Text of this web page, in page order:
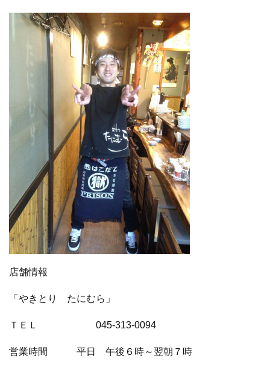
店舗情報
「やきとり たにむら」
ＴＥＬ 045-313-0094
営業時間 平日 午後６時～翌朝７時